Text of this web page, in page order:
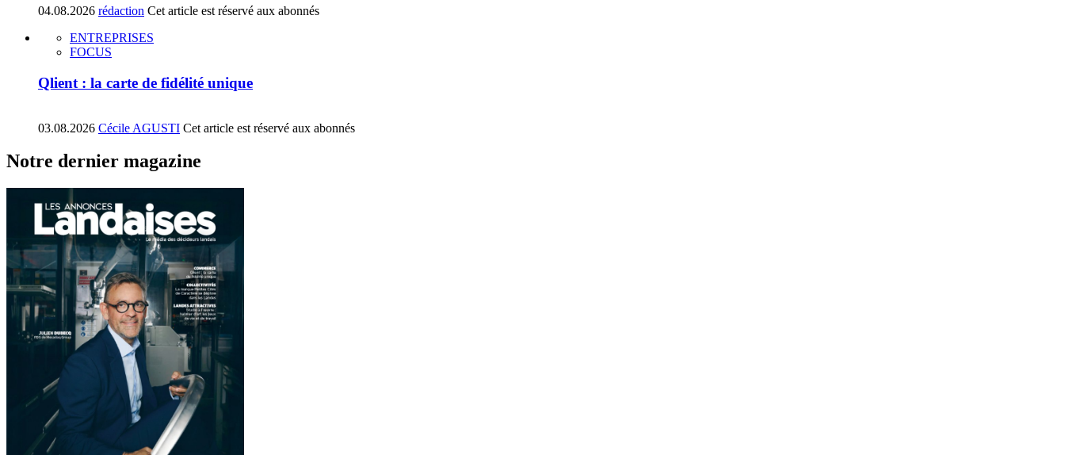
04.08.2026 rédaction Cet article est réservé aux abonnés
ENTREPRISES
FOCUS
Qlient : la carte de fidélité unique
03.08.2026 Cécile AGUSTI Cet article est réservé aux abonnés
Notre dernier magazine